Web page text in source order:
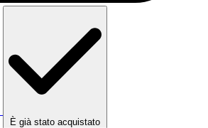
È già stato acquistato